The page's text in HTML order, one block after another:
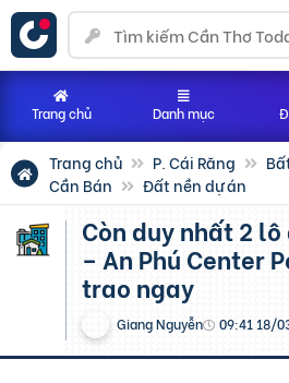
Trang chủ P. Cái Răng
Cần Bán
Đất nền dự án
Còn duy nhất 2 lô đất nền góc B
– An Phú Center
trao ngay
Giang Nguyễn 09:41 18/
Trang chủ Danh mục